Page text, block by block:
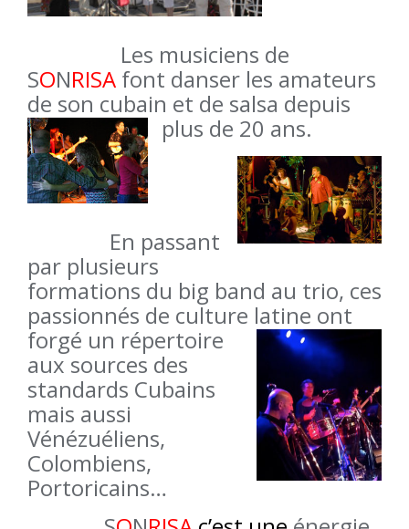
Les musiciens de
SONRISA font danser les amateurs
de son cubain et de salsa depuis
plus de 20 ans.
En passant
par plusieurs
formations du big band au trio, ces
passionnés de culture latine ont
forgé un répertoire
aux sources des
standards Cubains
mais aussi
Vénézuéliens,
Colombiens,
Portoricains…